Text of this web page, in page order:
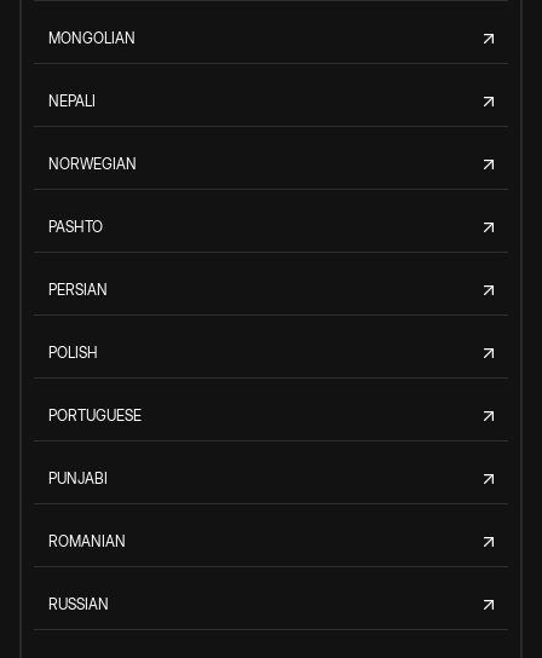
MONGOLIAN
NEPALI
NORWEGIAN
PASHTO
PERSIAN
POLISH
PORTUGUESE
PUNJABI
ROMANIAN
RUSSIAN